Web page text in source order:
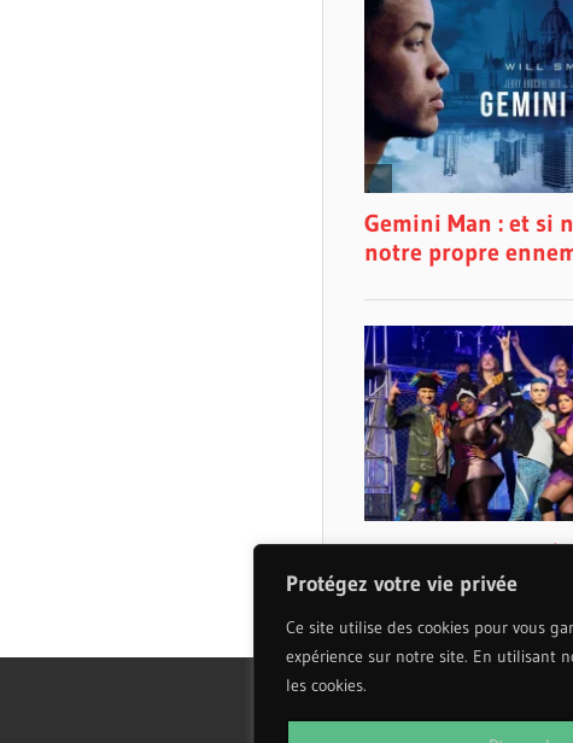
Protégez votre vie privée
Ce site utilise des cookies pour vous
expérience sur notre site. En utilisant
les cookies.